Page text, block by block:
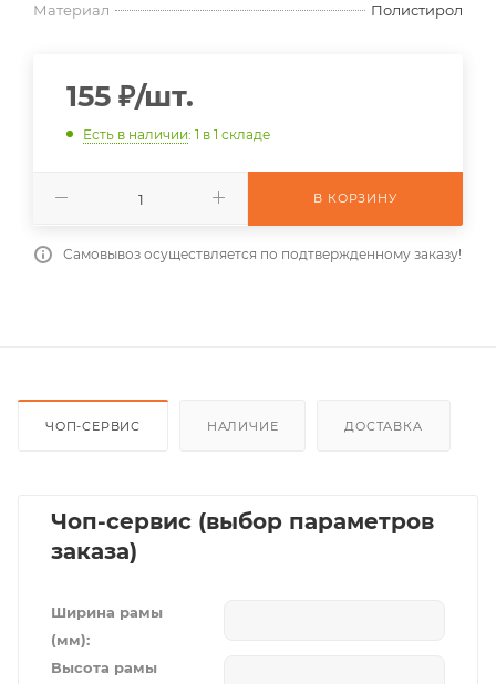
Материал
Полистирол
155 ₽/шт.
Есть в наличии: 1 в 1 складе
В КОРЗИНУ
Самовывоз осуществляется по подтвержденному заказу!
ЧОП-СЕРВИС НАЛИЧИЕ ДОСТАВКА
Чоп-сервис (выбор параметров
заказа)
Ширина рамы
(мм):
Высота рамы